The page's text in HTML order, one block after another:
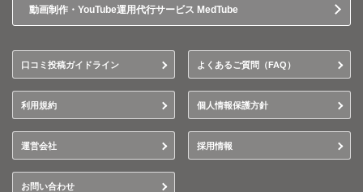
動画制作・YouTube運用代行サービス MedTube
口コミ投稿ガイドライン よくあるご質問（FAQ）
利用規約 個人情報保護方針
運営会社 採用情報
お問い合わせ